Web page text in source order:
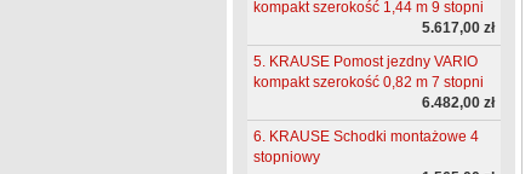
kompakt szerokość 1,44 m 9 stopni
5.617,00 zł
5. KRAUSE Pomost jezdny VARIO
kompakt szerokość 0,82 m 7 stopni
6.482,00 zł
6. KRAUSE Schodki montażowe 4
stopniowy